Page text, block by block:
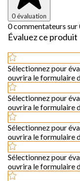
0 évaluation
0 commentateurs
Évaluez ce produit
Sélectionnez pour
ouvrira le formulaire
Sélectionnez pour
ouvrira le formulaire
Sélectionnez pour
ouvrira le formulaire
Sélectionnez pour
ouvrira le formulaire